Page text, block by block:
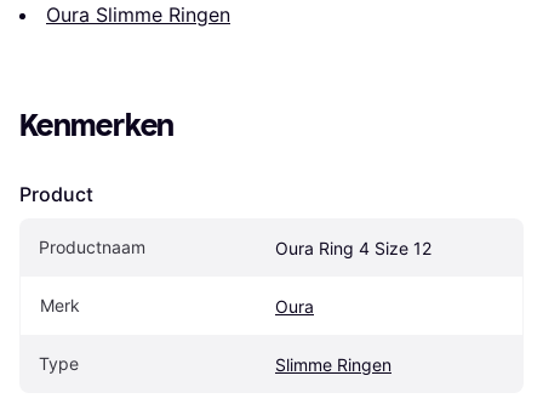
Oura Slimme Ringen
Kenmerken
Product
Productnaam Oura Ring 4 Size 12
Merk Oura
Type Slimme Ringen